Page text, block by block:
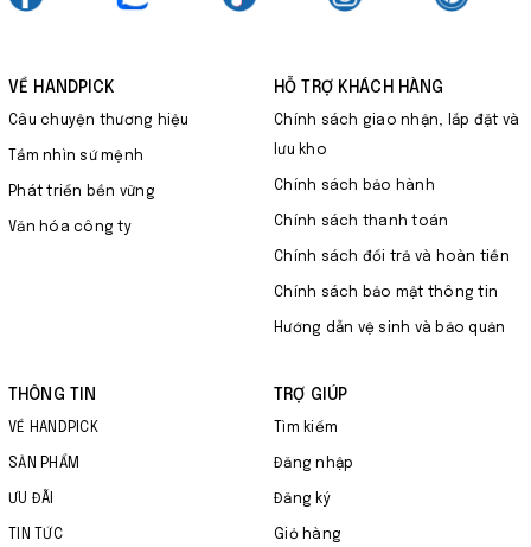
VỀ HANDPICK
Câu chuyện thương hiệu
Tầm nhìn sứ mệnh
Phát triển bền vững
Văn hóa công ty
HỖ TRỢ KHÁCH HÀNG
Chính sách giao nhận, lắp đặt và
lưu kho
Chính sách bảo hành
Chính sách thanh toán
Chính sách đổi trả và hoàn tiền
Chính sách bảo mật thông tin
Hướng dẫn vệ sinh và bảo quản
THÔNG TIN
VỀ HANDPICK
SẢN PHẨM
ƯU ĐÃI
TIN TỨC
TRỢ GIÚP
Tìm kiếm
Đăng nhập
Đăng ký
Giỏ hàng